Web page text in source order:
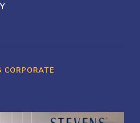
CORPORATE